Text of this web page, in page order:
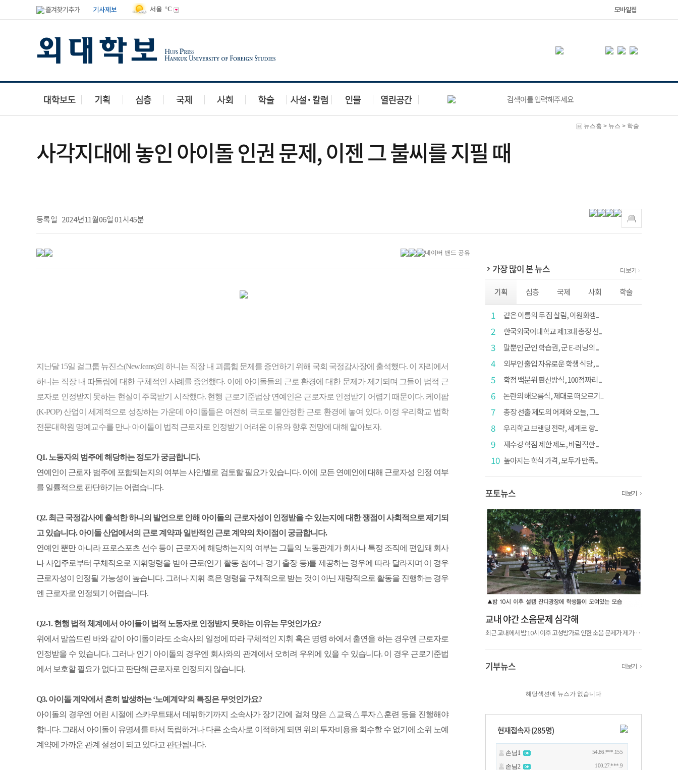
즐겨찾기 추가 기사제보 서울 °C 모바일웹
뉴스홈 > 뉴스 > 학술
사각지대에 놓인 아이돌 인권 문제, 이젠 그 불씨를 지필 때
등록일 2024년11월06일 01시45분
지난달 15일 걸그룹 뉴진스(NewJeans)의 하니는 직장 내 괴롭힘 문제를 증언하기 위해 국회 국정감사장에 출석했다. 이 자리에서
하니는 직장 내 따돌림에 대한 구체적인 사례를 증언했다. 이에 아이돌들의 근로 환경에 대한 문제가 제기되며 그들이 법적 근
로자로 인정받지 못하는 현실이 주목받기 시작했다. 현행 근로기준법상 연예인은 근로자로 인정받기 어렵기 때문이다. 케이팝
(K-POP) 산업이 세계적으로 성장하는 가운데 아이돌들은 여전히 극도로 불안정한 근로 환경에 놓여 있다. 이정 우리학교 법학
전문대학원 명예교수를 만나 아이돌이 법적 근로자로 인정받기 어려운 이유와 향후 전망에 대해 알아보자.
Q1. 노동자의 범주에 해당하는 정도가 궁금합니다.
연예인이 근로자 범주에 포함되는지의 여부는 사안별로 검토할 필요가 있습니다. 이에 모든 연예인에 대해 근로자성 인정 여부
를 일률적으로 판단하기는 어렵습니다.
Q2. 최근 국정감사에 출석한 하니의 발언으로 인해 아이돌의 근로자성이 인정받을 수 있는지에 대한 쟁점이 사회적으로 제기되
고 있습니다. 아이돌 산업에서의 근로 계약과 일반적인 근로 계약의 차이점이 궁금합니다.
연예인 뿐만 아니라 프로스포츠 선수 등이 근로자에 해당하는지의 여부는 그들의 노동관계가 회사나 특정 조직에 편입돼 회사
나 사업주로부터 구체적으로 지휘명령을 받아 근로(연기 활동 참여나 경기 출장 등)를 제공하는 경우에 따라 달라지며 이 경우
근로자성이 인정될 가능성이 높습니다. 그러나 지휘 혹은 명령을 구체적으로 받는 것이 아닌 재량적으로 활동을 진행하는 경우
엔 근로자로 인정되기 어렵습니다.
Q2-1. 현행 법적 체계에서 아이돌이 법적 노동자로 인정받지 못하는 이유는 무엇인가요?
위에서 말씀드린 바와 같이 아이돌이라도 소속사의 일정에 따라 구체적인 지휘 혹은 명령 하에서 출연을 하는 경우엔 근로자로
인정받을 수 있습니다. 그러나 인기 아이돌의 경우엔 회사와의 관계에서 오히려 우위에 있을 수 있습니다. 이 경우 근로기준법
에서 보호할 필요가 없다고 판단해 근로자로 인정되지 않습니다.
Q3. 아이돌 계약에서 흔히 발생하는 ‘노예계약’의 특징은 무엇인가요?
아이돌의 경우엔 어린 시절에 스카우트돼서 데뷔하기까지 소속사가 장기간에 걸쳐 많은 △교육△투자△훈련 등을 진행해야
합니다. 그래서 아이돌이 유명세를 타서 독립하거나 다른 소속사로 이적하게 되면 위의 투자비용을 회수할 수 없기에 소위 노예
계약에 가까운 관계 설정이 되고 있다고 판단됩니다.
가장 많이 본 뉴스
기획 심층 국제 사회 학술
더보기
1 같은 이름의 두 집 살림, 이원화캠...
2 한국외국어대학교 제13대 총장 선...
3 말뿐인 군인 학습권, 군 E-러닝의 ...
4 외부인 출입 자유로운 학생 식당, ...
5 학점 백분위 환산방식, 100점짜리 ...
6 논란의 해오름식, 제대로 떠오르기...
7 총장 선출 제도의 어제와 오늘, 그...
8 우리학교 브랜딩 전략, 세계로 향...
9 재수강 학점 제한 제도, 바람직한 ...
10 높아지는 학식 가격, 모두가 만족...
포토뉴스 더보기
교내 야간 소음문제 심각해
최근 교내에서 밤 10시 이후 고성방가로 인한 소음 문제가 제기됐
편을 표하는 글...
기부뉴스 더보기
해당섹션에 뉴스가 없습니다
현재접속자 (285명)